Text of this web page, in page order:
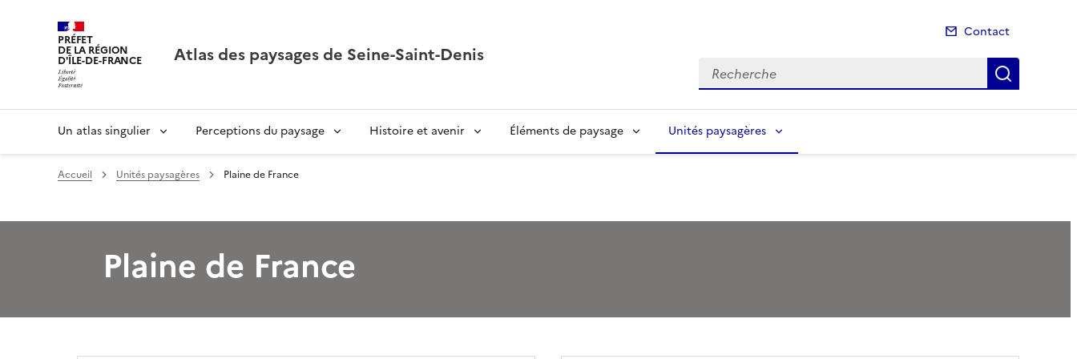
PRÉFET
DE LA RÉGION
D'ÎLE-DE-FRANCE Atlas des paysages de Seine-Saint-Denis
Contact
Recherche
Un atlas singulier Perceptions du paysage Histoire et avenir Éléments de paysage Unités paysagères
Accueil Unités paysagères Plaine de France
Plaine de France